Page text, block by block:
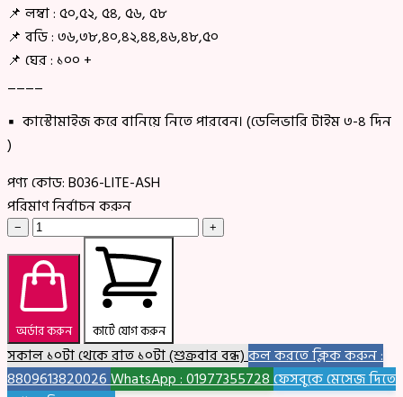
📌 লম্বা : ৫০,৫২, ৫৪, ৫৬, ৫৮
📌 বডি : ৩৬,৩৮,৪০,৪২,৪৪,৪৬,৪৮,৫০
📌 ঘের : ১০০ +
____
▪ কাস্টোমাইজ করে বানিয়ে নিতে পারবেন। (ডেলিভারি টাইম ৩-৪ দিন
)
পণ্য কোড:B036-LITE-ASH
পরিমাণ নির্বাচন করুন
− +
অর্ডার করুন কার্টে যোগ করুন
সকাল ১০টা থেকে রাত ১০টা (শুক্রবার বন্ধ)কল করতে ক্লিক করুন :
8809613820026WhatsApp : 01977355728ফেসবুকে মেসেজ দিতে